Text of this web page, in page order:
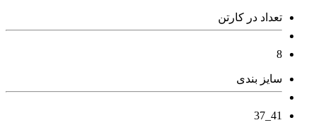
تعداد در کارتن
8
سایز بندی
41_37